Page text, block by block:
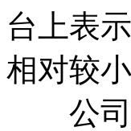
台上表示
相对较
公司